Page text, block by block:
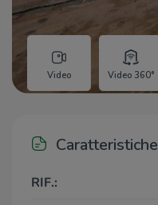
Video Video 360°
Caratteristiche
RIF.: